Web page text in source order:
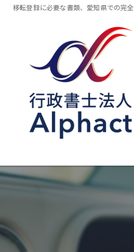
移転登録に必要な書類、愛知県での完